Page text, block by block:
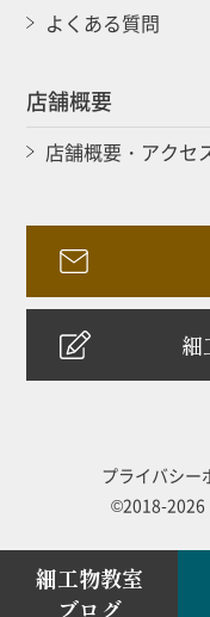
細工物教室
ブログ
よくある質問
店舗概要
店舗概要・アクセ
細
プライバシー
©2018-